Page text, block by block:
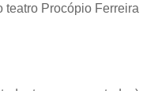
teatro Procópio Ferreira